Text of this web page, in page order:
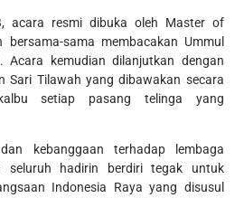
acara resmi dibuka oleh Master of
bersama-sama membacakan Ummul
Acara kemudian dilanjutkan dengan
Sari Tilawah yang dibawakan secara
setiap pasang telinga yang
kebanggaan terhadap lembaga
seluruh hadirin berdiri tegak untuk
Indonesia Raya yang disusul